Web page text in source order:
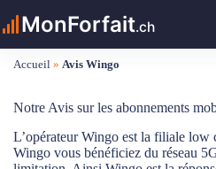
au
contenu
MonForfait.ch
Accueil » Avis Wingo
Notre Avis sur les abonnements
L’opérateur Wingo est la filiale low
Wingo vous bénéficiez du réseau